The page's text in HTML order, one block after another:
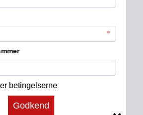
Privatlivspolitik
Udmelding